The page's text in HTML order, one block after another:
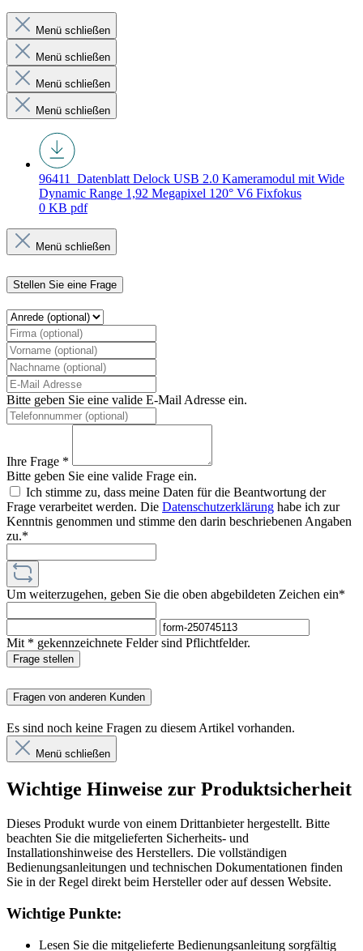
Menü schließen
Menü schließen
Menü schließen
Menü schließen
96411_Datenblatt Delock USB 2.0 Kameramodul mit Wide
Dynamic Range 1,92 Megapixel 120° V6 Fixfokus
0 KB pdf
Menü schließen
Stellen Sie eine Frage
Bitte geben Sie eine valide E-Mail Adresse ein.
Ihre Frage *
Bitte geben Sie eine valide Frage ein.
Ich stimme zu, dass meine Daten für die Beantwortung der
Frage verarbeitet werden. Die Datenschutzerklärung habe ich zur
Kenntnis genommen und stimme den darin beschriebenen Angaben
zu.*
Um weiterzugehen, geben Sie die oben abgebildeten Zeichen ein*
Mit * gekennzeichnete Felder sind Pflichtfelder.
Frage stellen
Fragen von anderen Kunden
Es sind noch keine Fragen zu diesem Artikel vorhanden.
Menü schließen
Wichtige Hinweise zur Produktsicherheit
Dieses Produkt wurde von einem Drittanbieter hergestellt. Bitte
beachten Sie die mitgelieferten Sicherheits- und
Installationshinweise des Herstellers. Die vollständigen
Bedienungsanleitungen und technischen Dokumentationen finden
Sie in der Regel direkt beim Hersteller oder auf dessen Website.
Wichtige Punkte:
Lesen Sie die mitgelieferte Bedienungsanleitung sorgfältig